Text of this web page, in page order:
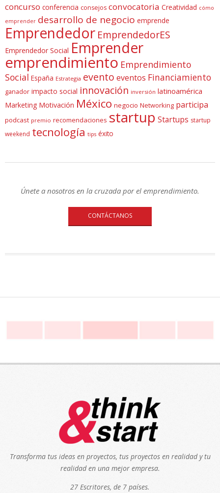
concurso conferencia consejos convocatoria Creatividad cómo
emprender desarrollo de negocio emprende
Emprendedor EmprendedorES
Emprendedor Social Emprender
emprendimiento Emprendimiento
Social España Estrategia evento eventos Financiamiento
ganador impacto social innovación inversión latinoamérica
Marketing Motivación México negocio Networking participa
podcast premio recomendaciones startup Startups startup
weekend tecnología tips éxito
Únete a nosotros en la cruzada por el emprendimiento.
CONTÁCTANOS
Transforma tus ideas en proyectos, tus proyectos en realidad y tu
realidad en una mejor empresa.
27 Escritores, de 7 países.